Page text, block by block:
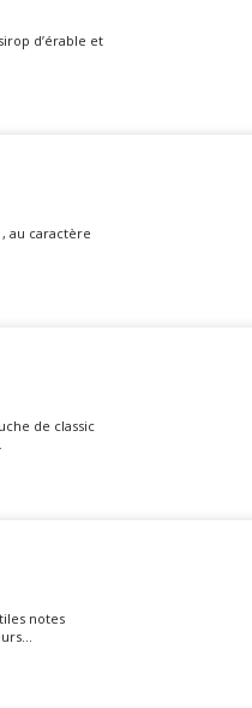
d’érable et
au caractère
de classic
notes